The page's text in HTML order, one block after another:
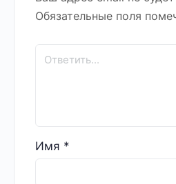
Обязательные поля
Имя *